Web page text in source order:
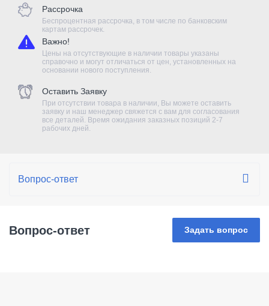
Рассрочка
Беспроцентная рассрочка, в том числе по банковским
картам рассрочек.
Важно!
Цены на отсутствующие в наличии товары указаны
справочно и могут отличаться от цен, установленных на
основании нового поступления.
Оставить Заявку
При отсутствии товара в наличии, Вы можете оставить
заявку и наш менеджер свяжется с вам для согласования
все деталей. Время ожидания заказных позиций 2-7
рабочих дней.
Вопрос-ответ Задать вопрос